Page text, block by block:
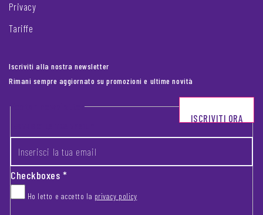
Privacy
Tariffe
Iscriviti alla nostra newsletter
Rimani sempre aggiornato su promozioni e ultime novità
Footer newsletter
Checkboxes*
Ho letto e accetto la privacy policy
ISCRIVITI ORA